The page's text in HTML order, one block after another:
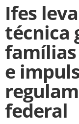
Ifes
técnica
famílias
e
federal